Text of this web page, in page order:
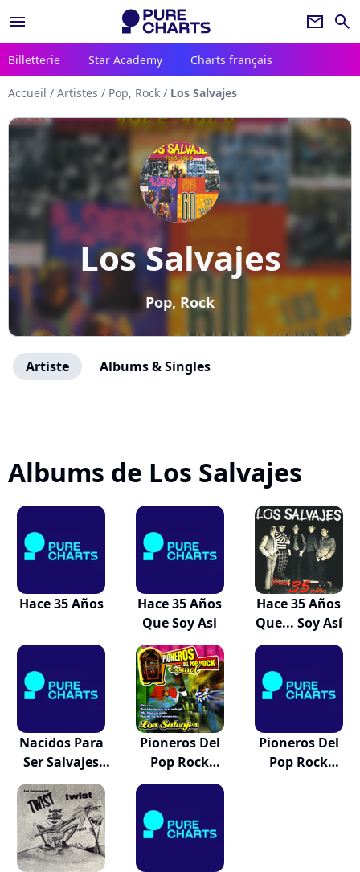
menu newsletter search
Billetterie Star Academy Charts français
Accueil / Artistes / Pop, Rock / Los Salvajes
Los Salvajes
Pop, Rock
Artiste Albums & Singles
Albums de Los Salvajes
Hace 35 Años
Hace 35 Años
Que Soy Asi
Hace 35 Años
Que... Soy Así
Nacidos Para
Ser Salvajes
196...
Pioneros Del
Pop Rock
Español
Pioneros Del
Pop Rock